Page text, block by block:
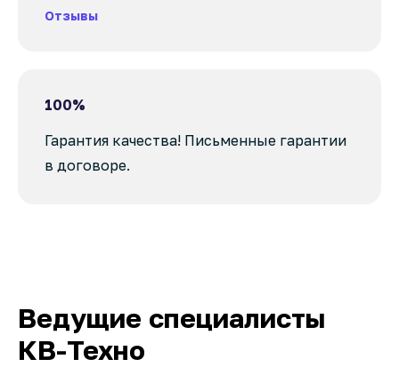
Отзывы
100%
Гарантия качества! Письменные гарантии
в договоре.
Ведущие специалисты
КВ-Техно